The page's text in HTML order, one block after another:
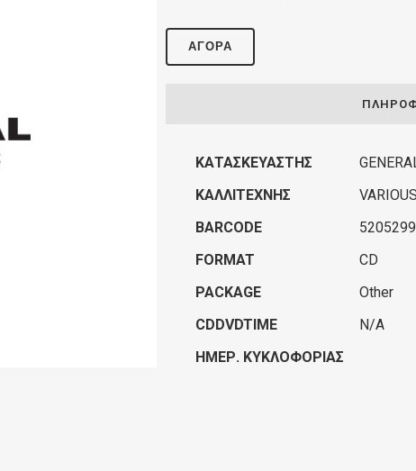
ΑΓΟΡΆ
ΚΑΤΑΣΚΕΥΑΣΤΉΣ
ΚΑΛΛΙΤΈΧΝΗΣ
BARCODE
FORMAT
CD
PACKAGE
Other
CDDVDTIME
N/A
ΗΜΕΡ. ΚΥΚΛΟΦΟΡΊΑΣ